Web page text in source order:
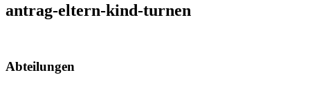
antrag-eltern-kind-turnen
Abteilungen